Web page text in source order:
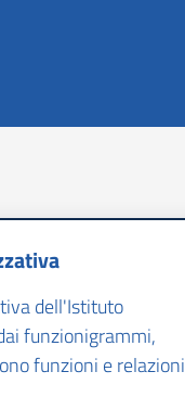
dell'Istituto
funzionigrammi,
funzioni e relazioni